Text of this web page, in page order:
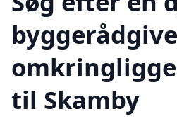
til Skamby